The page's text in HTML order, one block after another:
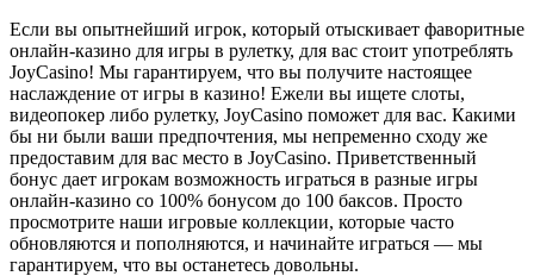
Если вы опытнейший игрок, который отыскивает фаворитные
онлайн-казино для игры в рулетку, для вас стоит употреблять
JoyCasino! Мы гарантируем, что вы получите настоящее
наслаждение от игры в казино! Ежели вы ищете слоты,
видеопокер либо рулетку, JoyCasino поможет для вас. Какими
бы ни были ваши предпочтения, мы непременно сходу же
предоставим для вас место в JoyCasino. Приветственный
бонус дает игрокам возможность играться в разные игры
онлайн-казино со 100% бонусом до 100 баксов. Просто
просмотрите наши игровые коллекции, которые часто
обновляются и пополняются, и начинайте играться — мы
гарантируем, что вы останетесь довольны.